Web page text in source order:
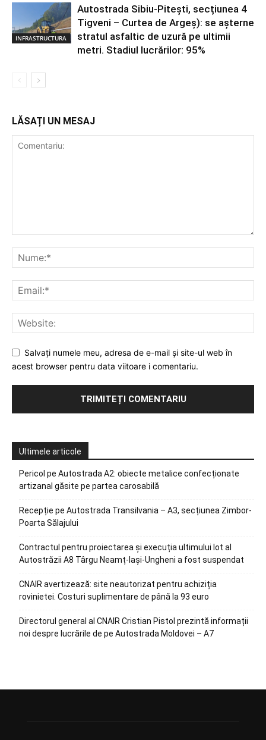
INFRASTRUCTURA
Autostrada Sibiu-Pitești, secțiunea 4
Tigveni – Curtea de Argeș): se așterne
stratul asfaltic de uzură pe ultimii
metri. Stadiul lucrărilor: 95%
LĂSAȚI UN MESAJ
Salvați numele meu, adresa de e-mail și site-ul web în
acest browser pentru data viitoare i comentariu.
Ultimele articole
Pericol pe Autostrada A2: obiecte metalice confecționate
artizanal găsite pe partea carosabilă
Recepție pe Autostrada Transilvania – A3, secțiunea Zimbor-
Poarta Sălajului
Contractul pentru proiectarea și execuția ultimului lot al
Autostrăzii A8 Târgu Neamț-Iași-Ungheni a fost suspendat
CNAIR avertizează: site neautorizat pentru achiziția
rovinietei. Costuri suplimentare de până la 93 euro
Directorul general al CNAIR Cristian Pistol prezintă informații
noi despre lucrările de pe Autostrada Moldovei – A7